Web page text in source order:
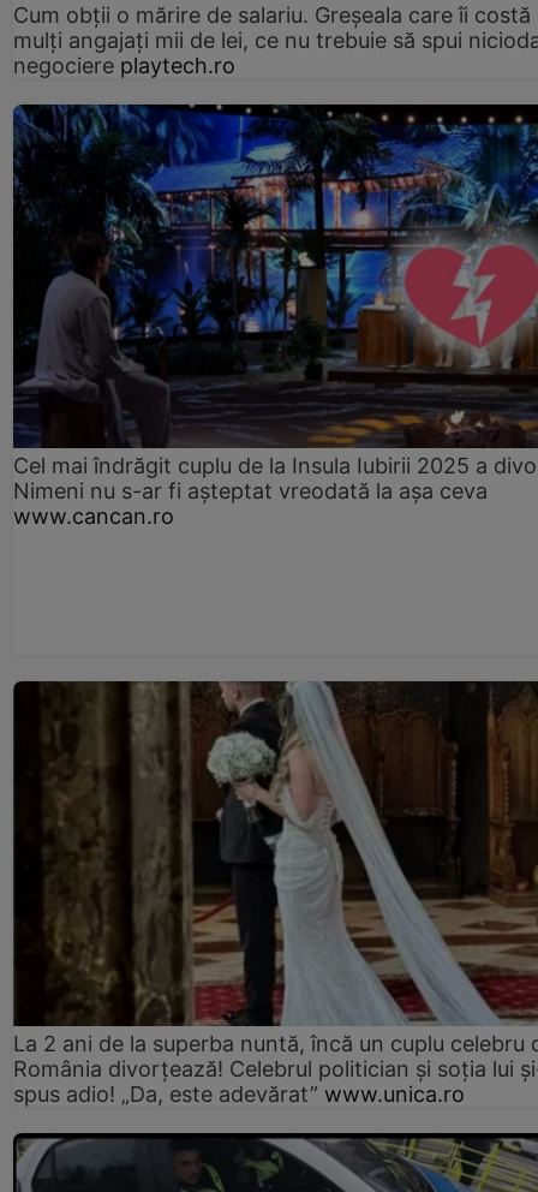
Cum obții o mărire de salariu. Greșeala care îi costă
mulți angajați mii de lei, ce nu trebuie să spui
negociere playtech.ro
Cel mai îndrăgit cuplu de la Insula Iubirii 2025 a
Nimeni nu s-ar fi așteptat vreodată la așa ceva
www.cancan.ro
La 2 ani de la superba nuntă, încă un cuplu celebru
România divorțează! Celebrul politician și soția lui
spus adio! „Da, este adevărat” www.unica.ro